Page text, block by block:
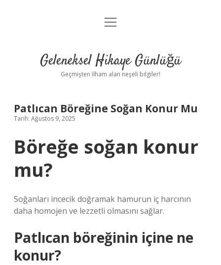
Anasayfa
Yasal Uyarı
menüyü
Geleneksel Hikaye Günlüğü
Geçmişten ilham alan neşeli bilgiler!
Patlıcan Böreğine Soğan Konur Mu
Tarih: Ağustos 9, 2025
Böreğe soğan konur
mu?
Soğanları incecik doğramak hamurun iç harcının
daha homojen ve lezzetli olmasını sağlar.
Patlıcan böreğinin içine ne
konur?